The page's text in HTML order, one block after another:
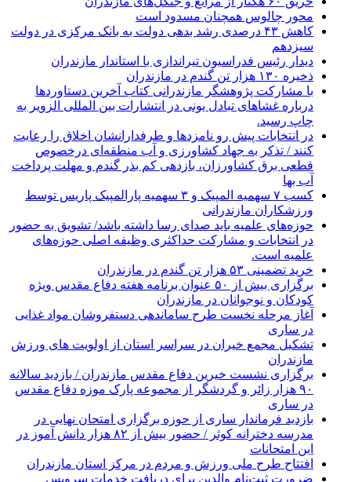
محور چالوس همچنان مسدود است
کاهش ۴۳ درصدی رشد بدهی دولت به بانک مرکزی در دولت
سیزدهم
دیدار رئیس فدراسیون تیراندازی با استاندار مازندران
ذخیره ۱۳۰ هزار تن گندم در مازندران
با مشارکت پژوهشگر مازندرانی كتاب آخرین دستاوردها
درباره غشاهای تبادل یونی در انتشارات بین المللی الزویر به
چاپ رسید.
در انتخابات پیش رو نامزدها و طرفدارانشان اخلاق را رعایت
کنند / تذکر به جهاد کشاورزی و آب منطقه‌ای درخصوص
قطعی برق کشاورزان، بازدهی کم بذر گندم و مهلت پرداخت
آب بها
کسب ۷ سهمیه المپیک و ۳ سهمیه پارالمپیک پاریس توسط
ورزشکاران مازندرانی
حوزه‌های علمیه باید صدای رسا داشته باشد/ تشویق به حضور
در انتخابات و مشارکت حداکثری وظیفه اصلی حوزه‌های
علمیه است.
خرید تضمینی ۵۳ هزار تن گندم در مازندران
برگزاری بیش از ۵۰ عنوان برنامه هفته دفاع مقدس ویژه
کودکان و نوجوانان در مازندران
آغاز مرحله نخست طرح ساماندهی دستفروشان مواد غذایی
در ساری
تشکیل مجمع خیران در سراسر استان از اولویت های ورزش
مازندران
برگزاری نشست خیرین دفاع مقدس مازندران / بازدید سالانه
۹۰ هزار زائر و گردشگر از مجموعه پارک موزه دفاع مقدس
در ساری
بازدید فرماندار ساری از حوزه برگزاری امتحان نهایی در
مدرسه دخترانه کوثر / حضور بیش از ۸۲ هزار دانش آموز در
این امتحانات
افتتاح طرح ملی ورزش و مردم در مرکز استان مازندران
ضرورت ثبت‌نام والدین برای دریافت خدمات سرویس